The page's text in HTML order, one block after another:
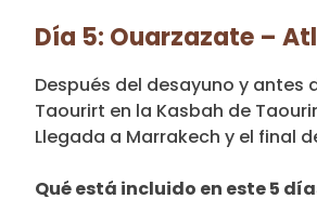
Día 5: Ouarzazate –
Después del desayuno y
Taourirt en la Kasbah de
Llegada a Marrakech y el final
Qué está incluido en este 5